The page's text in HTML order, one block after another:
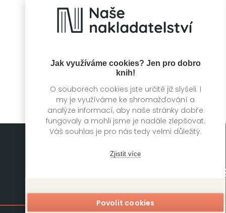
Jak využíváme cookies? Jen pro dobro
knih!
O souborech cookies jste určitě již slyšeli. I
my je využíváme ke shromažďování a
analýze informací, aby naše stránky dobře
fungovaly a mohli jsme je nadále zlepšovat.
Váš souhlas je pro nás tedy velmi důležitý.
Zjistit více
Povolit cookies
Sluneční král
Love, You: Kniha
Kai Spellmeier
Mapa stránek